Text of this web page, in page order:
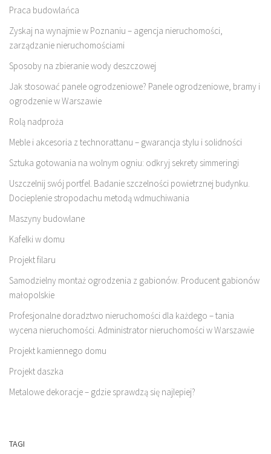
Praca budowlańca
Zyskaj na wynajmie w Poznaniu – agencja nieruchomości,
zarządzanie nieruchomościami
Sposoby na zbieranie wody deszczowej
Jak stosować panele ogrodzeniowe? Panele ogrodzeniowe, bramy i
ogrodzenie w Warszawie
Rolą nadproża
Meble i akcesoria z technorattanu – gwarancja stylu i solidności
Sztuka gotowania na wolnym ogniu: odkryj sekrety simmeringi
Uszczelnij swój portfel. Badanie szczelności powietrznej budynku.
Docieplenie stropodachu metodą wdmuchiwania
Maszyny budowlane
Kafelki w domu
Projekt filaru
Samodzielny montaż ogrodzenia z gabionów. Producent gabionów
małopolskie
Profesjonalne doradztwo nieruchomości dla każdego – tania
wycena nieruchomości. Administrator nieruchomości w Warszawie
Projekt kamiennego domu
Projekt daszka
Metalowe dekoracje – gdzie sprawdzą się najlepiej?
TAGI